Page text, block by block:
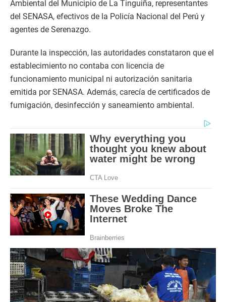
Ambiental del Municipio de La Tinguiña, representantes
del SENASA, efectivos de la Policía Nacional del Perú y
agentes de Serenazgo.
Durante la inspección, las autoridades constataron que el
establecimiento no contaba con licencia de
funcionamiento municipal ni autorización sanitaria
emitida por SENASA. Además, carecía de certificados de
fumigación, desinfección y saneamiento ambiental.